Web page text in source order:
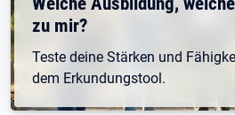
zu mir?
Teste deine Stärken und
dem Erkundungstool.